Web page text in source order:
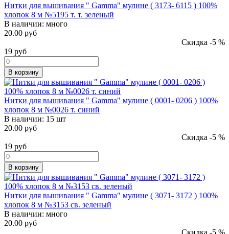
Нитки для вышивания " Gamma" мулине ( 3173- 6115 ) 100%
хлопок 8 м №5195 т. т. зеленый
В наличии: много
20.00 руб
Скидка -5 %
19 руб
В корзину
Нитки для вышивания " Gamma" мулине ( 0001- 0206 ) 100%
хлопок 8 м №0026 т. синий
В наличии: 15 шт
20.00 руб
Скидка -5 %
19 руб
В корзину
Нитки для вышивания " Gamma" мулине ( 3071- 3172 ) 100%
хлопок 8 м №3153 св. зеленый
В наличии: много
20.00 руб
Скидка -5 %